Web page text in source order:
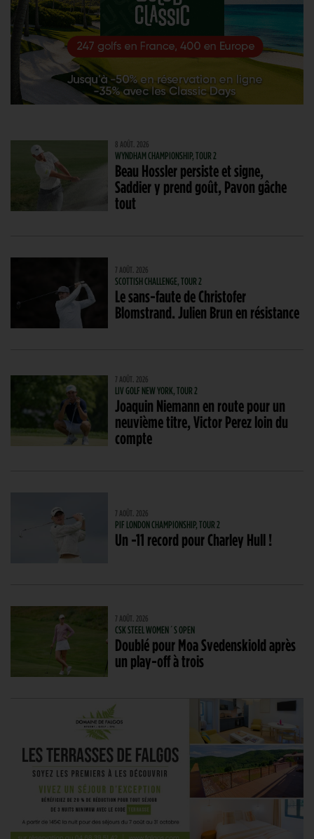
8 AOÛT. 2026
WYNDHAM CHAMPIONSHIP, TOUR 2
Beau Hossler persiste et signe,
Saddier y prend goût, Pavon gâche
tout
7 AOÛT. 2026
SCOTTISH CHALLENGE, TOUR 2
Le sans-faute de Christofer
Blomstrand. Julien Brun en résistance
7 AOÛT. 2026
LIV GOLF NEW YORK, TOUR 2
Joaquin Niemann en route pour un
neuvième titre, Victor Perez loin du
compte
7 AOÛT. 2026
PIF LONDON CHAMPIONSHIP, TOUR 2
Un -11 record pour Charley Hull !
7 AOÛT. 2026
CSK STEEL WOMEN´S OPEN
Doublé pour Moa Svedenskiold après
un play-off à trois